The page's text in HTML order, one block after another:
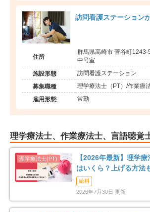
訪問看護ステーション
住所
群馬県高崎市 菅谷町
中号室
施設形態 訪問看護ステーション
募集職種 理学療法士（PT）/作業療
雇用形態 常勤
理学療法士、作業療法士、言語聴覚
【2026年最新】理学
はいくら？上げる方法
給料
2026年7月30日 更新